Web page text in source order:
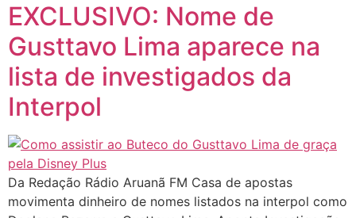
EXCLUSIVO: Nome de
Gusttavo Lima aparece na
lista de investigados da
Interpol
Da Redação Rádio Aruanã FM Casa de apostas
movimenta dinheiro de nomes listados na interpol como